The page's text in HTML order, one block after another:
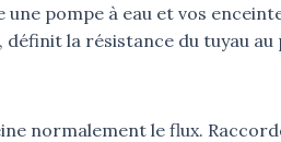
pompe à eau et vos
la résistance du tuyau au
normalement le flux.